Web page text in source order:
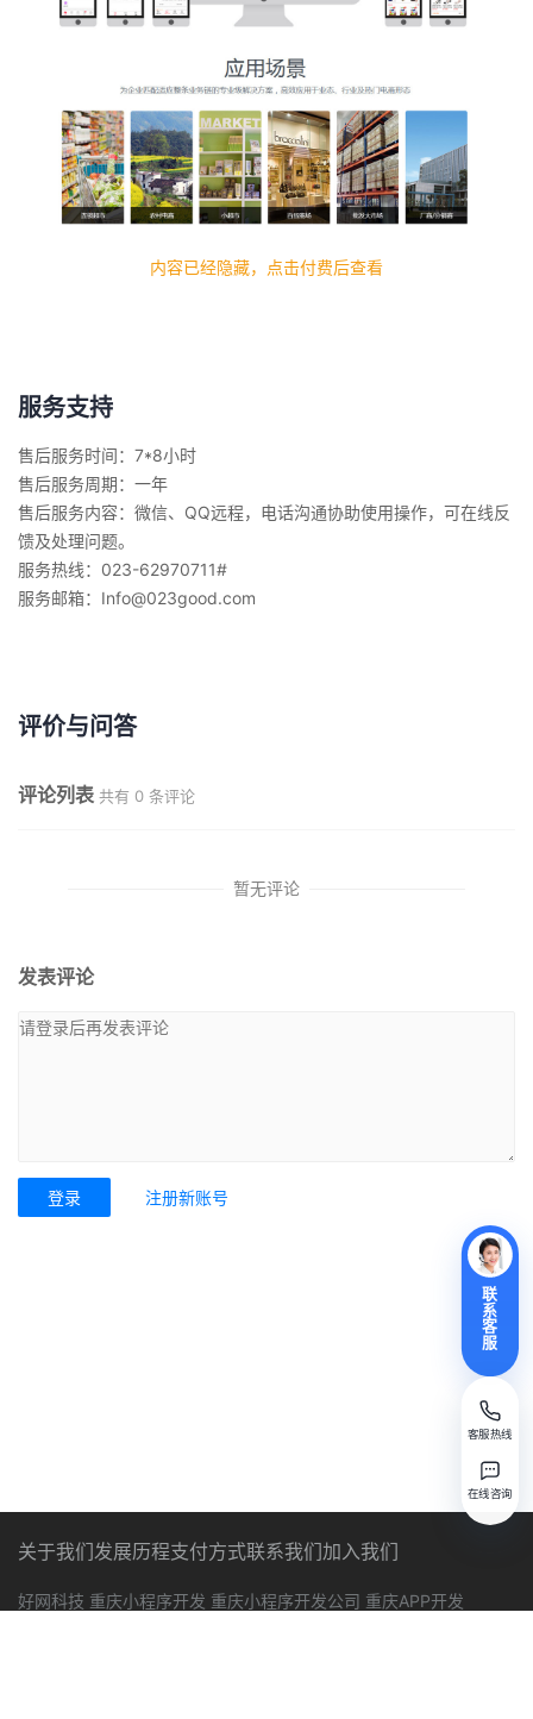
内容已经隐藏，点击付费后查看
服务支持
售后服务时间：7*8小时
售后服务周期：一年
售后服务内容：微信、QQ远程，电话沟通协助使用操作，可在线反
馈及处理问题。
服务热线：023-62970711#
服务邮箱：Info@023good.com
评价与问答
评论列表 共有 0 条评论
暂无评论
发表评论
登录 注册新账号
联
系
客
服
客服热线
在线咨询
关于我们发展历程支付方式联系我们加入我们
好网科技 重庆小程序开发 重庆小程序开发公司 重庆APP开发